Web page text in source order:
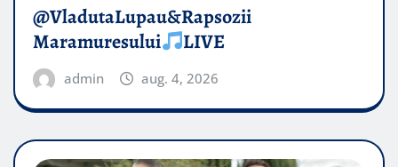
@VladutaLupau&Rapsozii
Maramuresului
LIVE
admin aug. 4, 2026